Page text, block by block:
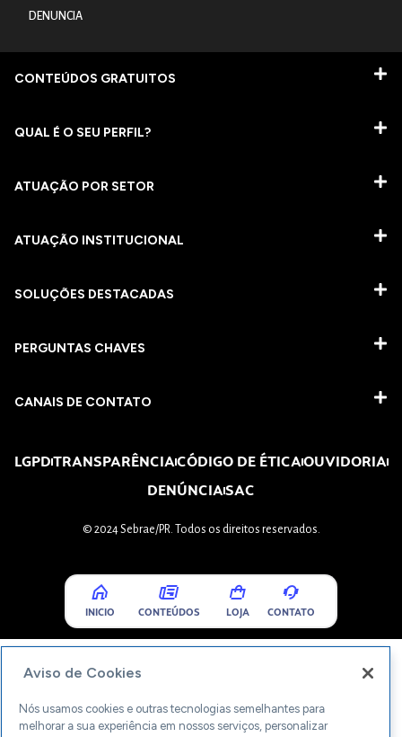
DENUNCIA
CONTEÚDOS GRATUITOS
QUAL É O SEU PERFIL?
ATUAÇÃO POR SETOR
ATUAÇÃO INSTITUCIONAL
SOLUÇÕES DESTACADAS
PERGUNTAS CHAVES​
CANAIS DE CONTATO
LGPDTRANSPARÊNCIACÓDIGO DE ÉTICAOUVIDORIA
DENÚNCIASAC
© 2024 Sebrae/PR. Todos os direitos reservados.
INICIO CONTEÚDOS LOJA CONTATO
Aviso de Cookies
Nós usamos cookies e outras tecnologias semelhantes para
melhorar a sua experiência em nossos serviços, personalizar